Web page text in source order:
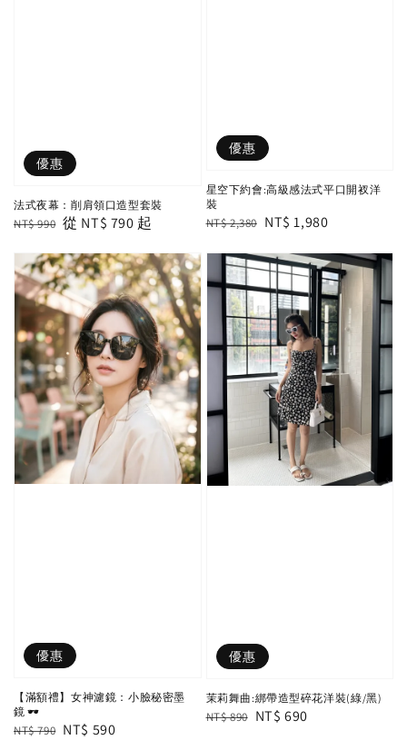
優惠
法式夜幕：削肩領口造型套裝
Regular
NT$ 990 Sale
從 NT$ 790 起
優惠
星空下約會:高級感法式平口開衩洋
裝
Regular
NT$ 2,380 Sale
NT$ 1,980
優惠
【滿額禮】女神濾鏡：小臉秘密墨
鏡 🕶️
Regular
NT$ 790 Sale
NT$ 590
優惠
茉莉舞曲:綁帶造型碎花洋裝(綠/黑)
Regular
NT$ 890 Sale
NT$ 690